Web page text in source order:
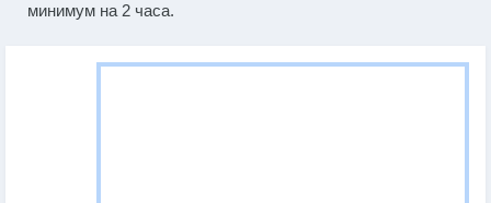
минимум на 2 часа.